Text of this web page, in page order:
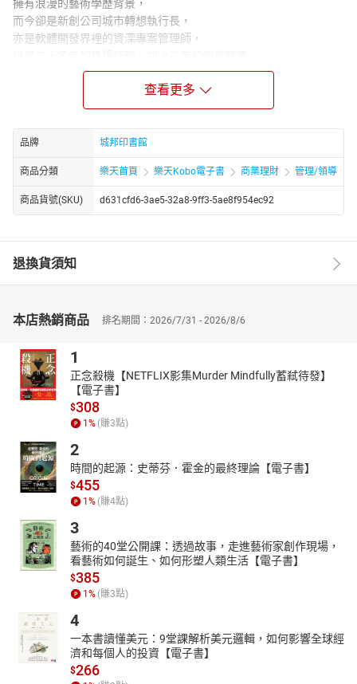
擁有浪漫的藝術學歷背景，
而今卻是新創公司城市轉想執行長，
亦是軟體開發界裡的資深專案管理師，
透過幽默詼諧的筆調、一個個笑中帶淚的例證完成繼承概念。
這是一本從「行動資訊專案管理」過渡到「資訊創業」的書，融合
實證、經歷，及現代科學中我們已探索到的世界為例證，導引出專
案管理及創業的成功經驗。
最初，作者是行動APP產業專案管理專長的專案經理；最後，成為
一家新創行動資訊公司的執行長。待過軟體產業的人應該都能體會
安撫年輕未經世事R&D耍態。若遇到變態老闆無止盡的接案，同時
丟個5、6件案子給你，專案經理真的會欲哭無淚……
Q：老闆亂承諾客戶一個月內結案該怎麼辦？
A：解答速翻本書第26頁〈03 找對時機〉
Q：身為專案經理的你和配合的工程師一直處不來？
Q：案子都做完了，客戶卻遲遲不撥款下來？
A：解答速翻本書第170頁〈26 請款〉
※適合讀這本書的五種類型：
處在水生火熱裡的中階管理者
以軟體開發為重心的新創業者
想成為頂尖專案經理的在職者
偷偷籌備創業的準老闆們
年後準備換工作的人
林廣維
【現任】城市轉想資訊執行長
【學歷】國立臺灣藝術大學畢業
主導超過30個以上的大型行動APP開發，其中包含購物商城、即時
通訊APP、管理工具、教育、藝文、幼教、娛樂、遊戲等等。對行
動資訊平台的開發流程有非常深入的瞭解，現任城市轉想資訊執行
長，長期投入在行動資訊的規劃、研發，期待行動資訊產業能夠帶
給大環境更多正面的影響。
查看更多
品牌 城邦印書館
商品分類 樂天首頁 樂天Kobo電子書 商業理財 管理/領導
商品貨號(SKU) d631cfd6-3ae5-32a8-9ff3-5ae8f954ec92
退換貨須知
本店熱銷商品 排名期間：2026/7/31 - 2026/8/6
1
正念殺機【NETFLIX影集Murder Mindfully蓄弒待發】
【電子書】
$308
1 % (賺3點)
2
時間的起源：史蒂芬．霍金的最終理論【電子書】
$455
1 % (賺4點)
3
藝術的40堂公開課：透過故事，走進藝術家創作現場，
看藝術如何誕生、如何形塑人類生活【電子書】
$385
1 % (賺3點)
4
一本書讀懂美元：9堂課解析美元邏輯，如何影響全球經
濟和每個人的投資【電子書】
$266